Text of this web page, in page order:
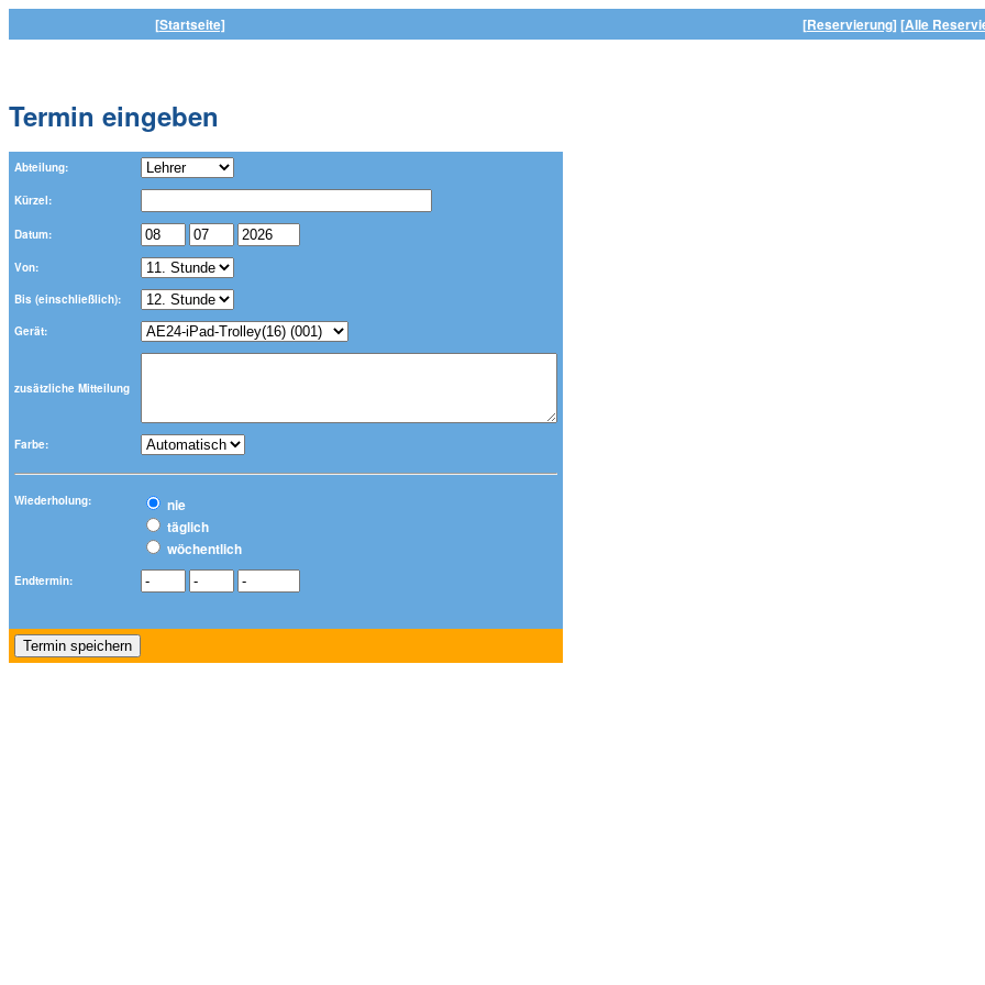
[Startseite] [Reservierung] [Alle
Termin eingeben
Abteilung:
Kürzel:
Datum:
Von:
Bis (einschließlich):
Gerät:
zusätzliche Mitteilung
Farbe:
Wiederholung:
nie
täglich
wöchentlich
Endtermin: